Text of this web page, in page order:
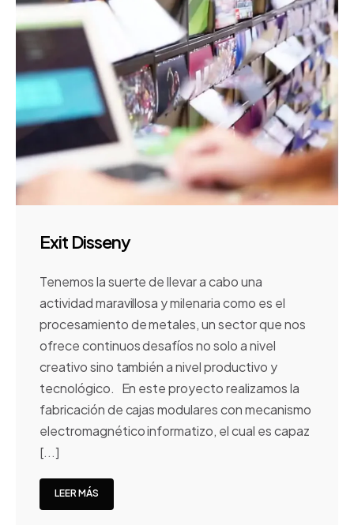
Exit Disseny
Tenemos la suerte de llevar a cabo una
actividad maravillosa y milenaria como es el
procesamiento de metales, un sector que nos
ofrece continuos desafíos no solo a nivel
creativo sino también a nivel productivo y
tecnológico. En este proyecto realizamos la
fabricación de cajas modulares con mecanismo
electromagnético informatizo, el cual es capaz
[...]
LEER MÁS